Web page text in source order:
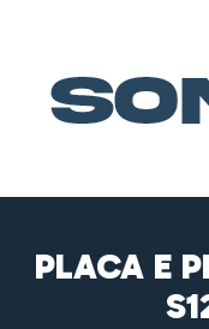
PLACA E